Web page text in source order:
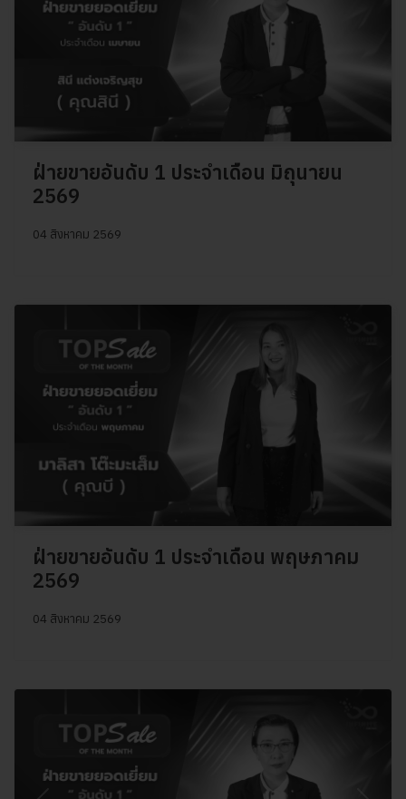
ฝ่ายขายอันดับ 1 ประจำเดือน มิถุนายน
2569
04 สิงหาคม 2569
ฝ่ายขายอันดับ 1 ประจำเดือน พฤษภาคม
2569
04 สิงหาคม 2569